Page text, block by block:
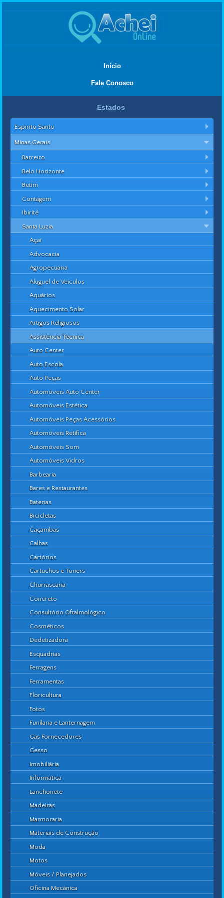
Início
Fale Conosco
Estados
Espírito Santo
Minas Gerais
Barreiro
Belo Horizonte
Betim
Contagem
Ibirité
Santa Luzia
Açaí
Advocacia
Agropecuária
Aluguel de Veículos
Aquários
Aquecimento Solar
Artigos Religiosos
Assistência Técnica
Auto Center
Auto Escola
Auto Peças
Automóveis Auto Center
Automóveis Estética
Automóveis Peças Acessórios
Automóveis Retífica
Automóveis Som
Automóveis Vidros
Barbearia
Bares e Restaurantes
Baterias
Bicicletas
Caçambas
Calhas
Cartórios
Cartuchos e Toners
Churrascaria
Concreto
Consultório Oftalmológico
Cosméticos
Dedetizadora
Esquadrias
Ferragens
Ferramentas
Floricultura
Fotos
Funilaria e Lanternagem
Gás Fornecedores
Gesso
Imobiliária
Informática
Lanchonete
Madeiras
Marmoraria
Materiais de Construção
Moda
Motos
Móveis / Planejados
Oficina Mecânica